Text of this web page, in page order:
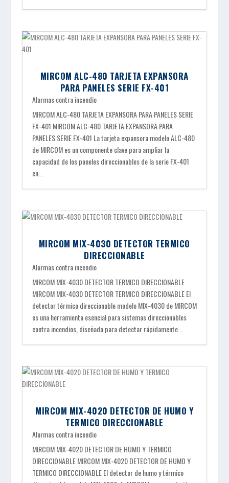
MIRCOM ALC-480 TARJETA EXPANSORA
PARA PANELES SERIE FX-401
Alarmas contra incendio
MIRCOM ALC-480 TARJETA EXPANSORA PARA PANELES SERIE
FX-401 MIRCOM ALC-480 TARJETA EXPANSORA PARA
PANELES SERIE FX-401 La tarjeta expansora modelo ALC-480
de MIRCOM es un componente clave para ampliar la
capacidad de los paneles direccionables de la serie FX-401
en...
MIRCOM MIX-4030 DETECTOR TERMICO
DIRECCIONABLE
Alarmas contra incendio
MIRCOM MIX-4030 DETECTOR TERMICO DIRECCIONABLE
MIRCOM MIX-4030 DETECTOR TERMICO DIRECCIONABLE El
detector térmico direccionable modelo MIX-4030 de MIRCOM
es una herramienta esencial para sistemas direccionables
contra incendios, diseñado para detectar rápidamente...
MIRCOM MIX-4020 DETECTOR DE HUMO Y
TERMICO DIRECCIONABLE
Alarmas contra incendio
MIRCOM MIX-4020 DETECTOR DE HUMO Y TERMICO
DIRECCIONABLE MIRCOM MIX-4020 DETECTOR DE HUMO Y
TERMICO DIRECCIONABLE El detector de humo y térmico